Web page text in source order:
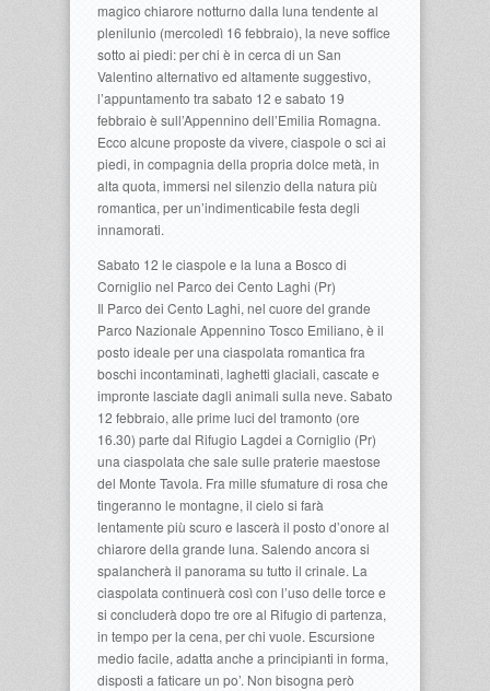
magico chiarore notturno dalla luna tendente al
plenilunio (mercoledì 16 febbraio), la neve soffice
sotto ai piedi: per chi è in cerca di un San
Valentino alternativo ed altamente suggestivo,
l’appuntamento tra sabato 12 e sabato 19
febbraio è sull’Appennino dell’Emilia Romagna.
Ecco alcune proposte da vivere, ciaspole o sci ai
piedi, in compagnia della propria dolce metà, in
alta quota, immersi nel silenzio della natura più
romantica, per un’indimenticabile festa degli
innamorati.
Sabato 12 le ciaspole e la luna a Bosco di
Corniglio nel Parco dei Cento Laghi (Pr)
Il Parco dei Cento Laghi, nel cuore del grande
Parco Nazionale Appennino Tosco Emiliano, è il
posto ideale per una ciaspolata romantica fra
boschi incontaminati, laghetti glaciali, cascate e
impronte lasciate dagli animali sulla neve. Sabato
12 febbraio, alle prime luci del tramonto (ore
16.30) parte dal Rifugio Lagdei a Corniglio (Pr)
una ciaspolata che sale sulle praterie maestose
del Monte Tavola. Fra mille sfumature di rosa che
tingeranno le montagne, il cielo si farà
lentamente più scuro e lascerà il posto d’onore al
chiarore della grande luna. Salendo ancora si
spalancherà il panorama su tutto il crinale. La
ciaspolata continuerà così con l’uso delle torce e
si concluderà dopo tre ore al Rifugio di partenza,
in tempo per la cena, per chi vuole. Escursione
medio facile, adatta anche a principianti in forma,
disposti a faticare un po’. Non bisogna però